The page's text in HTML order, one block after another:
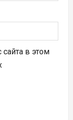
в этом